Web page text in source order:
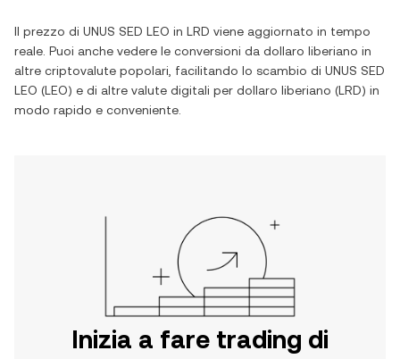
Il prezzo di UNUS SED LEO in LRD viene aggiornato in tempo
reale. Puoi anche vedere le conversioni da dollaro liberiano in
altre criptovalute popolari, facilitando lo scambio di UNUS SED
LEO (LEO) e di altre valute digitali per dollaro liberiano (LRD) in
modo rapido e conveniente.
Inizia a fare trading di